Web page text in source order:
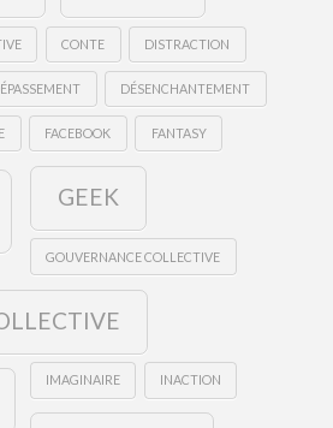
CONTE DISTRACTION
DÉSENCHANTEMENT
FACEBOOK FANTASY
GEEK
GOUVERNANCE COLLECTIVE
IMAGINAIRE INACTION